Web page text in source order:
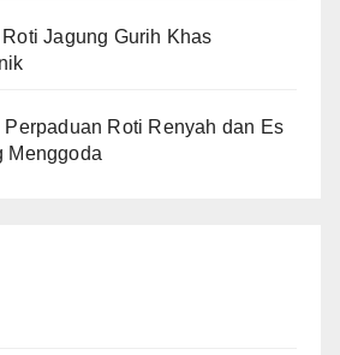
Jagung Gurih Khas
Perpaduan Roti Renyah dan Es
Menggoda